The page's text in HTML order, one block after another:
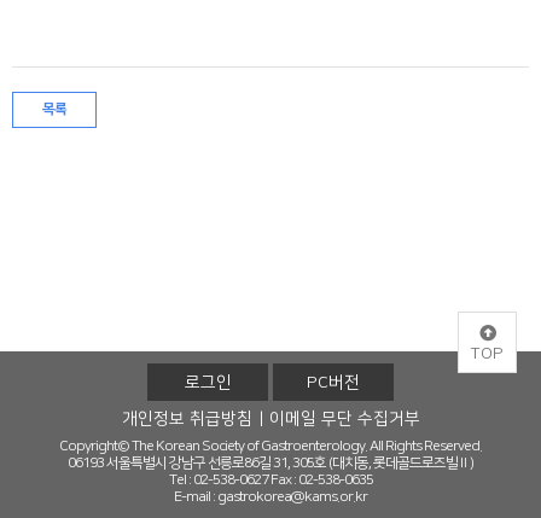
목록
TOP
로그인
PC버전
개인정보 취급방침
이메일 무단 수집거부
Copyright© The Korean Society of Gastroenterology. All Rights Reserved.
06193 서울특별시 강남구 선릉로86길 31, 305호 (대치동, 롯데골드로즈빌Ⅱ)
Tel : 02-538-0627 Fax : 02-538-0635
E-mail : gastrokorea@kams.or.kr